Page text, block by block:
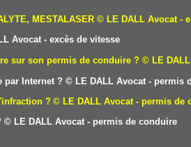
MESTALASER © LE DALL Avocat -
Avocat - excès de vitesse
sur son permis de conduire ? © LE
par Internet ? © LE DALL Avocat - permis
? © LE DALL Avocat - permis de
© LE DALL Avocat - permis de conduire